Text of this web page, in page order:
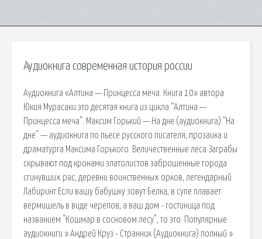
Аудиокнига современная история россии
Аудиокнига «Алтина — Принцесса меча. Книга 10» автора
Юкия Мурасаки это десятая книга из цикла “Алтина —
Принцесса меча”. Максим Горький — На дне (аудиокнига) “На
дне” — аудиокнига по пьесе русского писателя, прозаика и
драматурга Максима Горького. Величественные леса Заграбы
скрывают под кронами златолистов заброшенные города
сгинувших рас, деревни воинственных орков, легендарный
Лабиринт Если вашу бабушку зовут Белка, в супе плавает
вермишель в виде черепов, а ваш дом - гостиница под
названием "Кошмар в сосновом лесу", то это. Популярные
аудиокниги » Андрей Круз - Странник (Аудиокнига) полный »